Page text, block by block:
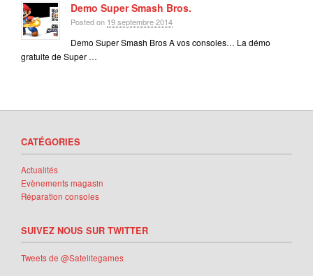
Demo Super Smash Bros.
Posted on 19 septembre 2014
Demo Super Smash Bros A vos consoles… La démo
gratuite de Super …
CATÉGORIES
Actualités
Evènements magasin
Réparation consoles
SUIVEZ NOUS SUR TWITTER
Tweets de @Satelitegames